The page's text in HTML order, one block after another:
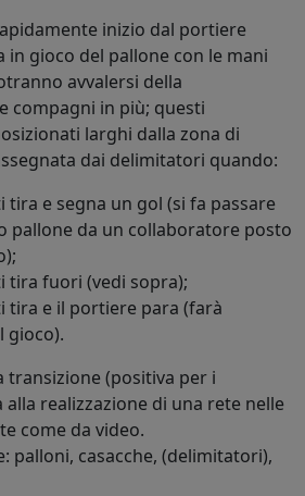
inizio dal portiere
in gioco del pallone con le mani
avvalersi della
compagni in più; questi
larghi dalla zona di
dai delimitatori quando:
tira e segna un gol (si fa passare
pallone da un collaboratore posto
tira fuori (vedi sopra);
tira e il portiere para (farà
gioco).
transizione (positiva per i
realizzazione di una rete nelle
come da video.
palloni, casacche, (delimitatori),